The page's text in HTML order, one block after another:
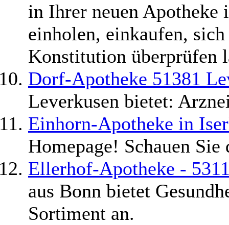
in Ihrer neuen
einholen, einkaufen,
Konstitution überprüfen
Dorf-Apotheke 51381
Leverkusen bietet:
Einhorn-Apotheke in
Homepage! Schauen
Ellerhof-Apotheke -
aus Bonn bietet
Sortiment an.